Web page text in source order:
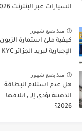
السيارات عبر الإنترنت 2026
منذ بضع شهور
كيفية ملئ استمارة الزبون
الإجبارية لبريد الجزائر KYC
منذ بضع شهور
هل عدم استلام البطاقة
الذهبية يؤدي إلى اتلافها
2026؟